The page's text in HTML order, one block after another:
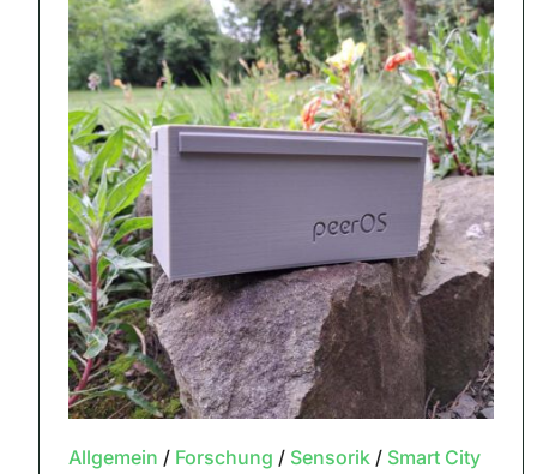
Allgemein / Forschung / Sensorik/ Smart City